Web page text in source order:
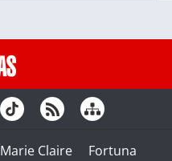
Marie Claire
Fortuna